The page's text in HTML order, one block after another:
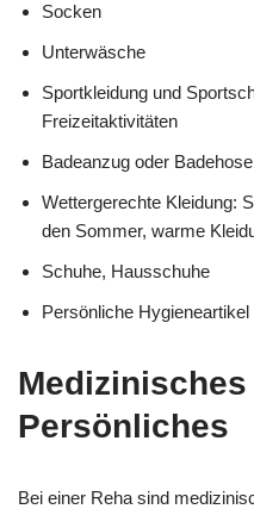
Socken
Unterwäsche
Sportkleidung und
Freizeitaktivitäten
Badeanzug oder
Wettergerechte Kleidung:
den Sommer, warme
Schuhe, Hausschuhe
Persönliche Hygieneartikel
Medizinisches
Persönliches
Bei einer Reha sind